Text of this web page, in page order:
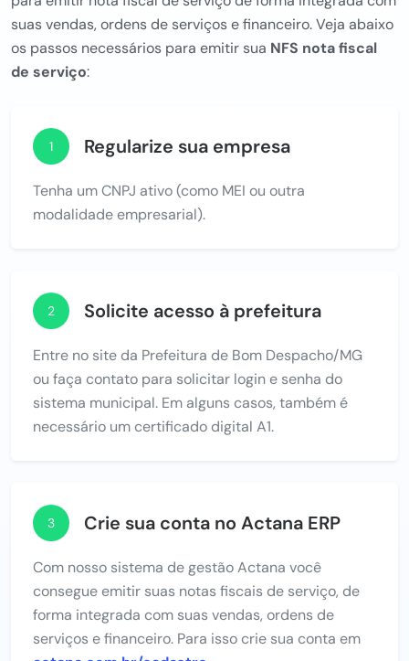
suas vendas, ordens de serviços e financeiro. Veja abaixo
os passos necessários para emitir sua NFS nota fiscal
de serviço:
1 Regularize sua empresa
Tenha um CNPJ ativo (como MEI ou outra
modalidade empresarial).
2 Solicite acesso à prefeitura
Entre no site da Prefeitura de Bom Despacho/MG
ou faça contato para solicitar login e senha do
sistema municipal. Em alguns casos, também é
necessário um certificado digital A1.
3 Crie sua conta no Actana ERP
Com nosso sistema de gestão Actana você
consegue emitir suas notas fiscais de serviço, de
forma integrada com suas vendas, ordens de
serviços e financeiro. Para isso crie sua conta em